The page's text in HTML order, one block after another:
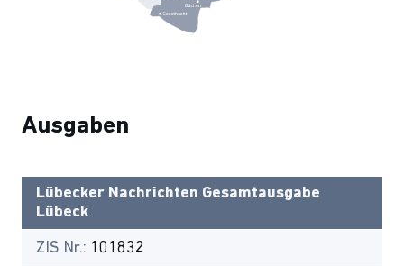
Ausgaben
Lübecker Nachrichten Gesamtausgabe
Lübeck
ZIS Nr.: 101832